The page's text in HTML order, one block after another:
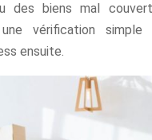
des biens mal
vérification simple
ensuite.